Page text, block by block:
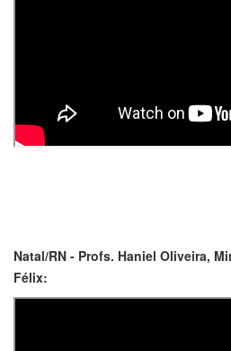
Natal/RN - Profs. Haniel Oliveira,
Félix: